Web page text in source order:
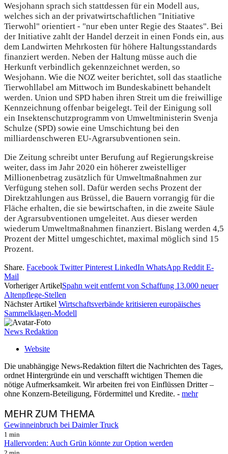
Wesjohann sprach sich stattdessen für ein Modell aus,
welches sich an der privatwirtschaftlichen "Initiative
Tierwohl" orientiert - "nur eben unter Regie des Staates". Bei
der Initiative zahlt der Handel derzeit in einen Fonds ein, aus
dem Landwirten Mehrkosten für höhere Haltungsstandards
finanziert werden. Neben der Haltung müsse auch die
Herkunft verbindlich gekennzeichnet werden, so
Wesjohann. Wie die NOZ weiter berichtet, soll das staatliche
Tierwohllabel am Mittwoch im Bundeskabinett behandelt
werden. Union und SPD haben ihren Streit um die freiwillige
Kennzeichnung offenbar beigelegt. Teil der Einigung soll
ein Insektenschutzprogramm von Umweltministerin Svenja
Schulze (SPD) sowie eine Umschichtung bei den
milliardenschweren EU-Agrarsubventionen sein.
Die Zeitung schreibt unter Berufung auf Regierungskreise
weiter, dass im Jahr 2020 ein höherer zweistelliger
Millionenbetrag zusätzlich für Umweltmaßnahmen zur
Verfügung stehen soll. Dafür werden sechs Prozent der
Direktzahlungen aus Brüssel, die Bauern vorrangig für die
Fläche erhalten, die sie bewirtschaften, in die zweite Säule
der Agrarsubventionen umgeleitet. Aus dieser werden
wiederum Umweltmaßnahmen finanziert. Bislang werden 4,5
Prozent der Mittel umgeschichtet, maximal möglich sind 15
Prozent.
Share. Facebook Twitter Pinterest LinkedIn WhatsApp Reddit E-
Mail
Vorheriger ArtikelSpahn weit entfernt von Schaffung 13.000 neuer
Altenpflege-Stellen
Nächster Artikel Wirtschaftsverbände kritisieren europäisches
Sammelklagen-Modell
News Redaktion
Website
Die unabhängige News-Redaktion filtert die Nachrichten des Tages,
ordnet Hintergründe ein und verschafft wichtigen Themen die
nötige Aufmerksamkeit. Wir arbeiten frei von Einflüssen Dritter –
ohne Konzern-Beteiligung, Fördermittel und Kredite. - mehr
MEHRZUM THEMA
Gewinneinbruch bei Daimler Truck
1 min
Hallervorden: Auch Grün könnte zur Option werden